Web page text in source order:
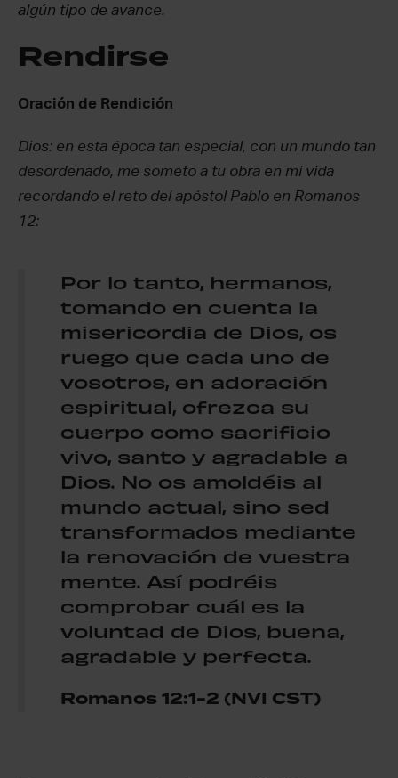
algún tipo de avance.
Rendirse
Oración de Rendición
Dios: en esta época tan especial, con un mundo tan
desordenado, me someto a tu obra en mi vida
recordando el reto del apóstol Pablo en Romanos
12:
Por lo tanto, hermanos,
tomando en cuenta la
misericordia de Dios, os
ruego que cada uno de
vosotros, en adoración
espiritual, ofrezca su
cuerpo como sacrificio
vivo, santo y agradable a
Dios. No os amoldéis al
mundo actual, sino sed
transformados mediante
la renovación de vuestra
mente. Así podréis
comprobar cuál es la
voluntad de Dios, buena,
agradable y perfecta.
Romanos 12:1-2 (NVI CST)